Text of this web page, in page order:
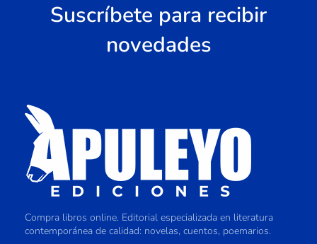
Suscríbete para recibir
novedades
Compra libros online. Editorial especializada en literatura
contemporánea de calidad: novelas, cuentos, poemarios.